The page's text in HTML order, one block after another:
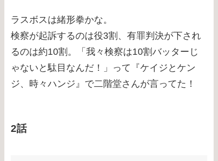
ラスボスは緒形拳かな。
検察が起訴するのは役3割、有罪判決が下され
るのは約10割。「我々検察は10割バッターじ
ゃないと駄目なんだ！」って『ケイジとケン
ジ、時々ハンジ』で二階堂さんが言ってた！
2話